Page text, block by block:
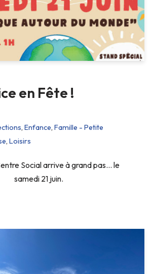
en Fête !
, Enfance, Famille - Petite
, Loisirs
Social arrive à grand pas… le
samedi 21 juin.